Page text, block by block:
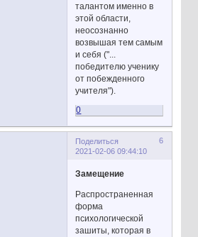
талантом именно в
этой области,
неосознанно
возвышая тем самым
и себя ("...
победителю ученику
от побежденного
учителя").
0
Поделиться
6
2021-02-06 09:44:10
Замещение
Распространенная
форма
психологической
зашиты, которая в